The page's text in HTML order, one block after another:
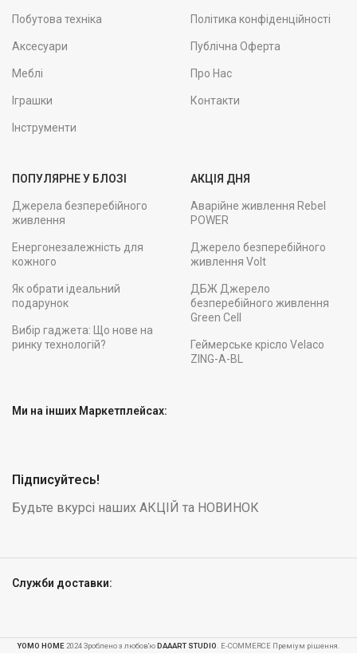
Побутова техніка
Аксесуари
Меблі
Іграшки
Інструменти
Політика конфіденційності
Публічна Оферта
Про Нас
Контакти
ПОПУЛЯРНЕ У БЛОЗІ
Джерела безперебійного
живлення
Енергонезалежність для
кожного
Як обрати ідеальний
подарунок
Вибір гаджета: Що нове на
ринку технологій?
АКЦІЯ ДНЯ
Аварійне живлення Rebel
POWER
Джерело безперебійного
живлення Volt
ДБЖ Джерело
безперебійного живлення
Green Cell
Геймерське крісло Velaco
ZING-A-BL
Ми на інших Маркетплейсах:
Підписуйтесь!
Будьте вкурсі наших АКЦІЙ та НОВИНОК
Служби доставки:
YOMO HOME 2024 Зроблено з любов'юDAAART STUDIO . E-COMMERCE Преміум рішення.